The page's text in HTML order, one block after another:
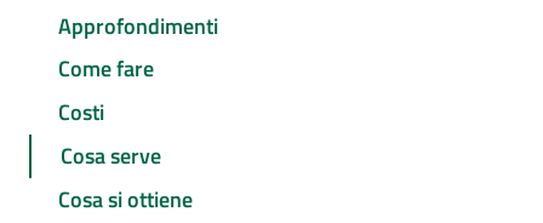
Approfondimenti
Come fare
Costi
Cosa serve
Cosa si ottiene